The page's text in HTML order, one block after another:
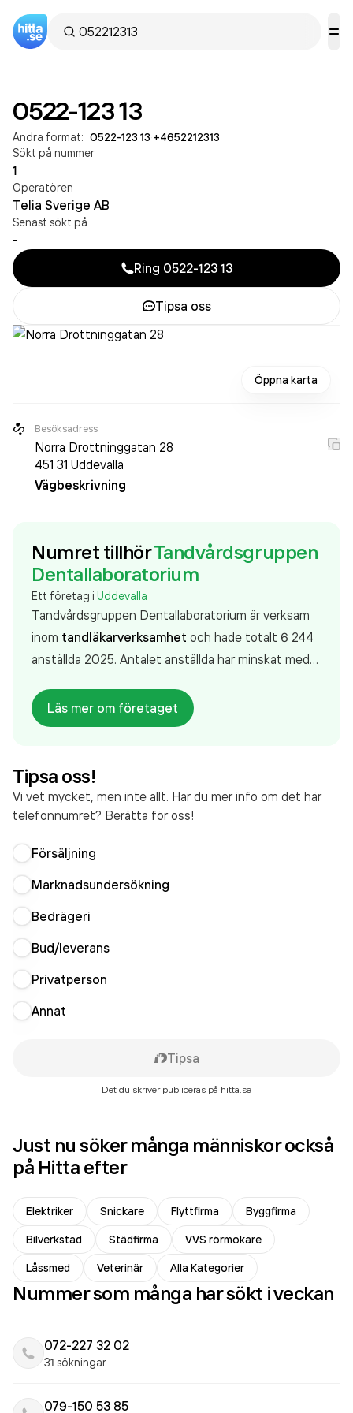
0522-123 13
Andra format: 0522-123 13 +4652212313
Sökt på nummer
1
Operatören
Telia Sverige AB
Senast sökt på
-
Ring 0522-123 13
Tipsa oss
Öppna karta
Besöksadress
Norra Drottninggatan 28
451 31 Uddevalla
Vägbeskrivning
Numret tillhörTandvårdsgruppen
Dentallaboratorium
Ett företag i Uddevalla
Tandvårdsgruppen Dentallaboratorium är verksam
inom tandläkarverksamhet och hade totalt 6 244
anställda 2025. Antalet anställda har minskat med
personer på företaget. Bolaget är ett aktiebolag
som varit aktivt sedan 1972. Tandvårdsgruppen
senaste räkenskapsåret (2025).
Läs mer om företaget
Tipsa oss!
Vi vet mycket, men inte allt. Har du mer info om det här
telefonnumret? Berätta för oss!
Försäljning
Marknadsundersökning
Bedrägeri
Bud/leverans
Privatperson
Annat
Tipsa
Det du skriver publiceras på hitta.se
Just nu söker många människor också
på Hitta efter
Elektriker Snickare Flyttfirma
Byggfirma
Bilverkstad
Städfirma
VVS rörmokare
Låssmed
Veterinär Alla Kategorier
Nummer som många har sökt i veckan
072-227 32 02
31 sökningar
079-150 53 85